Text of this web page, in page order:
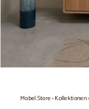
Mobel.Store›Kollektionen›